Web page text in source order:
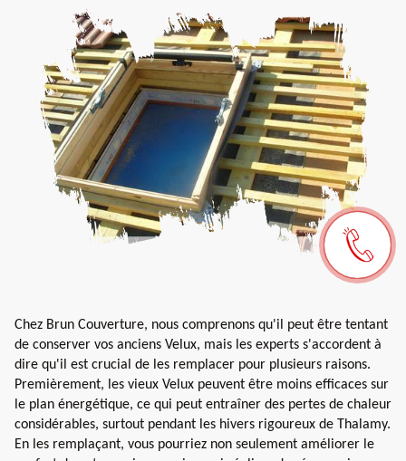
Chez Brun Couverture, nous comprenons qu'il peut être tentant
de conserver vos anciens Velux, mais les experts s'accordent à
dire qu'il est crucial de les remplacer pour plusieurs raisons.
Premièrement, les vieux Velux peuvent être moins efficaces sur
le plan énergétique, ce qui peut entraîner des pertes de chaleur
considérables, surtout pendant les hivers rigoureux de Thalamy.
En les remplaçant, vous pourriez non seulement améliorer le